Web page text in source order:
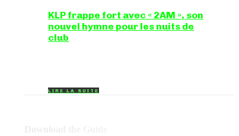
KLP frappe fort avec « 2AM », son
nouvel hymne pour les nuits de
club
LIRE LA SUITE